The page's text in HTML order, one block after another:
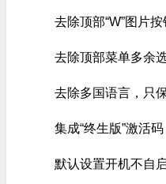
去除顶部“W”图片按
去除顶部菜单多余
去除多国语言，只
集成“终生版”激活
默认设置开机不自启